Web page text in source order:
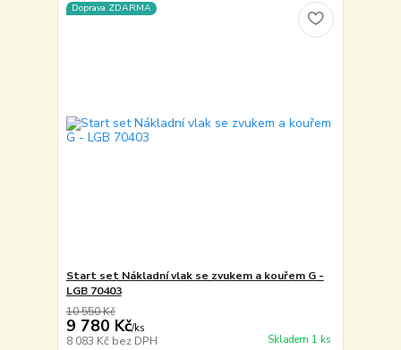
Doprava ZDARMA
Start set Nákladní vlak se zvukem a kouřem G -
LGB 70403
10 550 Kč
9 780 Kč/ks
8 083 Kč bez DPH Skladem 1 ks